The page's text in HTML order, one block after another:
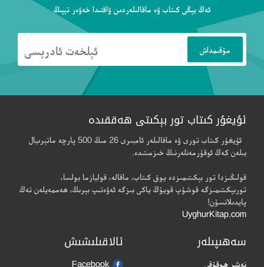
ئەڭ يېڭى كىتاب ۋە ماقالىلەردىن ۋاقتىدا خەۋەر تېپىڭ
ئۇيغۇر كىتاب تور بېكىتى ھەققىدە
ئۇيغۇر كىتاب تورى ۋە ماقالىلەر ئامبىرى 26 مىڭ 500 پارچە ماتېرىيال
بىلەن كەڭ ئوقۇرمەنلەرنىڭ خىزمىتىدە.
قولىڭىزدا تور بېكىتىمىزدە يوق كىتاب، ماقالە، قوليازما بولسا،
توربېكىتىمىزگە قوشۇپ قويۇڭ ياكى بىزگە ئەۋەتىپ بېرىڭ، ھەممەيلەن تەڭ
پايدىلانسۇن!
UyghurKitap.com
سەھىپىلەر
نەشر ھوقۇقى
ئالاقىلىشىش
Facebook